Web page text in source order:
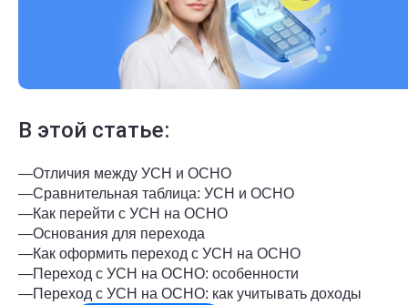
В этой статье:
—Отличия между УСН и ОСНО
—Сравнительная таблица: УСН и ОСНО
—Как перейти с УСН на ОСНО
—Основания для перехода
—Как оформить переход с УСН на ОСНО
—Переход с УСН на ОСНО: особенности
—Переход с УСН на ОСНО: как учитывать доходы